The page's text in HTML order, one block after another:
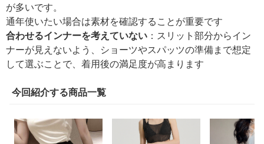
が多いです。
通年使いたい場合は素材を確認することが重要です
合わせるインナーを考えていない ：スリット部分からイン
ナーが見えないよう、ショーツやスパッツの準備まで想定
して選ぶことで、着用後の満足度が高まります
今回紹介する商品一覧